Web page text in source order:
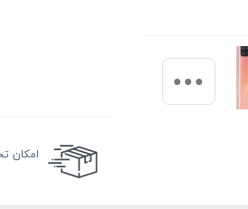
امکان